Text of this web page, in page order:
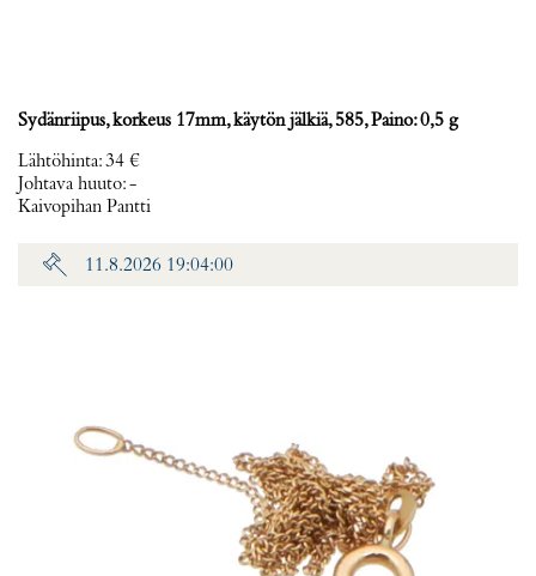
Sydänriipus, korkeus 17mm, käytön jälkiä, 585, Paino: 0,5 g
Lähtöhinta:34 €
Johtava huuto:-
Kaivopihan Pantti
11.8.2026 19:04:00